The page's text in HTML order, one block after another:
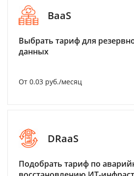
BaaS
Выбрать тариф для
данных
От 0.03 руб./месяц
DRaaS
Подобрать тариф по